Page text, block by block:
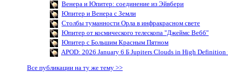
Венера и Юпитер: соединение из Эйвбери
Юпитер и Венера с Земли
Столбы туманности Орла в инфракрасном свете
Юпитер от космического телескопа "Джеймс Вебб"
Юпитер с Большим Красным Пятном
APOD: 2026 January 6 Б Jupiters Clouds in High Definition
Все публикации на ту же тему >>